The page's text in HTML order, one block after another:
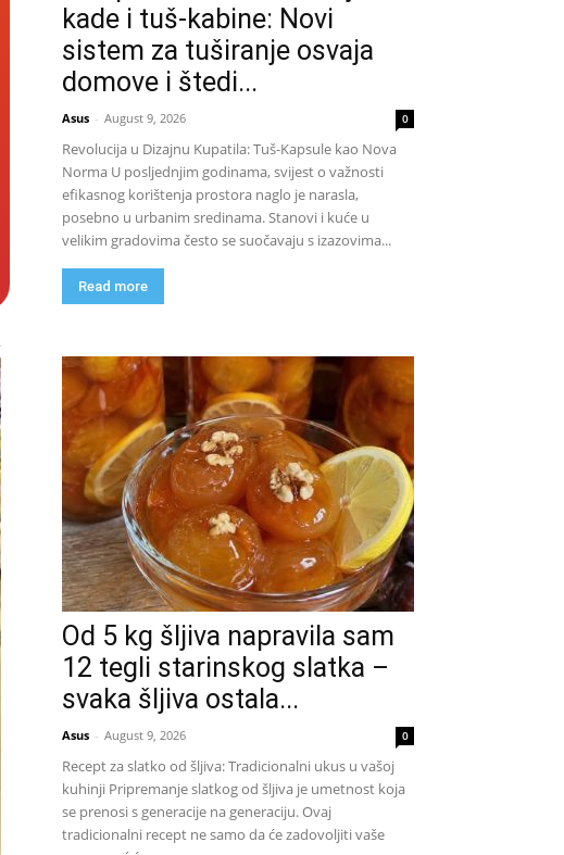
kade i tuš-kabine: Novi
sistem za tuširanje osvaja
domove i štedi...
Asus - August 9, 2026 0
Revolucija u Dizajnu Kupatila: Tuš-Kapsule kao Nova
Norma U posljednjim godinama, svijest o važnosti
efikasnog korištenja prostora naglo je narasla,
posebno u urbanim sredinama. Stanovi i kuće u
velikim gradovima često se suočavaju s izazovima...
Read more
Od 5 kg šljiva napravila sam
12 tegli starinskog slatka –
svaka šljiva ostala...
Asus - August 9, 2026 0
Recept za slatko od šljiva: Tradicionalni ukus u vašoj
kuhinji Pripremanje slatkog od šljiva je umetnost koja
se prenosi s generacije na generaciju. Ovaj
tradicionalni recept ne samo da će zadovoljiti vaše